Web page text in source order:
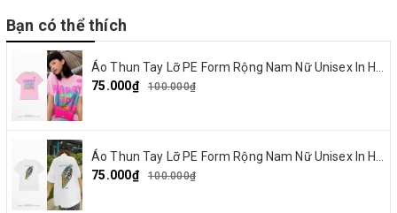
Bạn có thể thích
75.000₫
100.000₫
75.000₫
100.000₫